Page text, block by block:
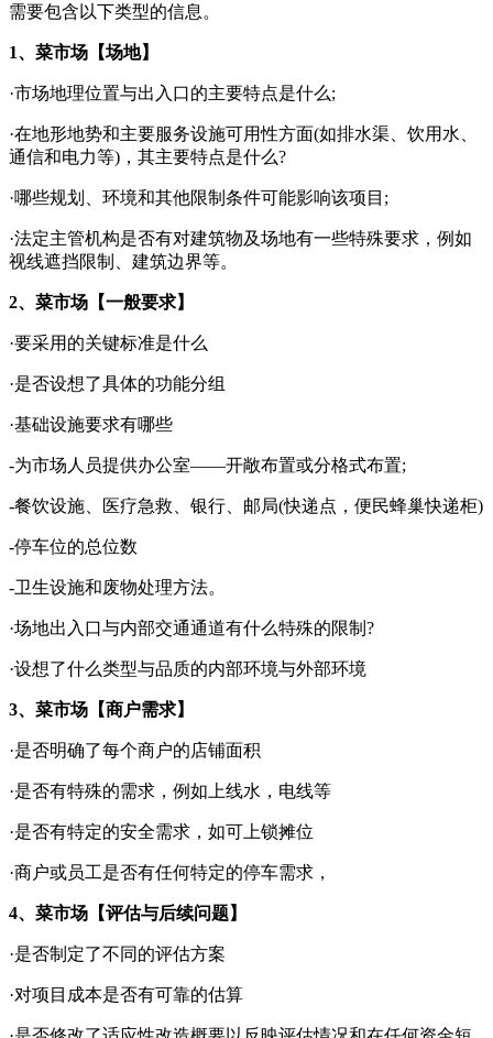
需要包含以下类型的信息。
1、菜市场【场地】
·市场地理位置与出入口的主要特点是什么;
·在地形地势和主要服务设施可用性方面(如排水渠、饮用水、
通信和电力等)，其主要特点是什么?
·哪些规划、环境和其他限制条件可能影响该项目;
·法定主管机构是否有对建筑物及场地有一些特殊要求，例如
视线遮挡限制、建筑边界等。
2、菜市场【一般要求】
·要采用的关键标准是什么
·是否设想了具体的功能分组
·基础设施要求有哪些
-为市场人员提供办公室——开敞布置或分格式布置;
-餐饮设施、医疗急救、银行、邮局(快递点，便民蜂巢快递柜)
-停车位的总位数
-卫生设施和废物处理方法。
·场地出入口与内部交通通道有什么特殊的限制?
·设想了什么类型与品质的内部环境与外部环境
3、菜市场【商户需求】
·是否明确了每个商户的店铺面积
·是否有特殊的需求，例如上线水，电线等
·是否有特定的安全需求，如可上锁摊位
·商户或员工是否有任何特定的停车需求，
4、菜市场【评估与后续问题】
·是否制定了不同的评估方案
·对项目成本是否有可靠的估算